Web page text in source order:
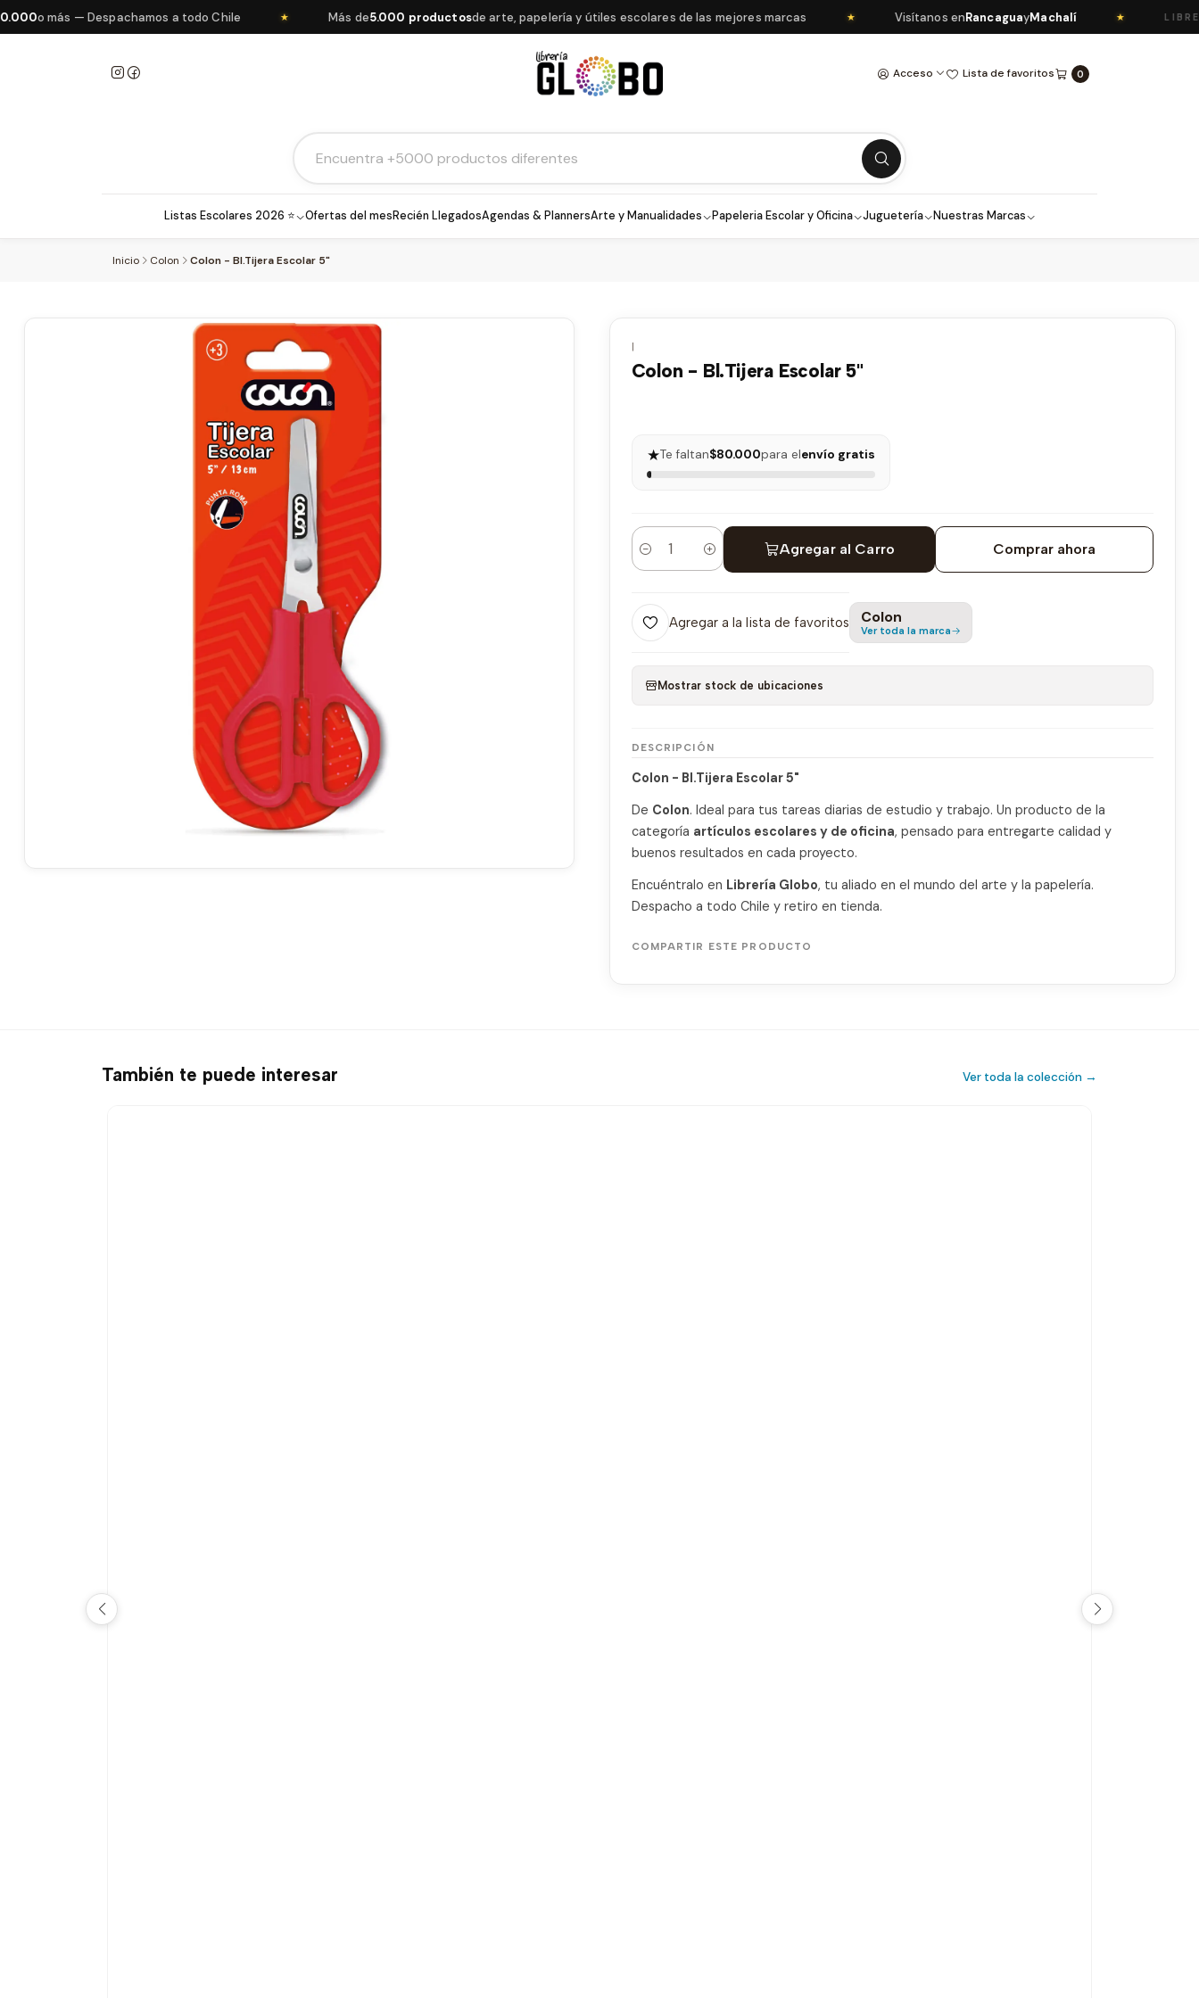
o más — Despachamos a todo Chile Más de5.000 productosde arte, papelería y útiles escolares de las mejores marcas Visítanos enRancaguayMachalí
Acceso Lista de favoritos 0
Listas Escolares 2026 ⭐ Ofertas del mesRecién LlegadosAgendas & PlannersArte y Manualidades Papeleria Escolar y Oficina Juguetería Nuestras Marcas
Inicio Colon Colon - Bl.Tijera Escolar 5"
|
Colon - Bl.Tijera Escolar 5"
★Te faltan$80.000para elenvío gratis
Cantidad Agregar al Carro Comprar ahora
Agregar a la lista de favoritos Colon
Ver toda la marca
Mostrar stock de ubicaciones
DESCRIPCIÓN
Colon - Bl.Tijera Escolar 5"
De Colon. Ideal para tus tareas diarias de estudio y trabajo. Un producto de la
categoría artículos escolares y de oficina, pensado para entregarte calidad y
buenos resultados en cada proyecto.
Encuéntralo en Librería Globo, tu aliado en el mundo del arte y la papelería.
Despacho a todo Chile y retiro en tienda.
COMPARTIR ESTE PRODUCTO
También te puede interesar Ver toda la colección →